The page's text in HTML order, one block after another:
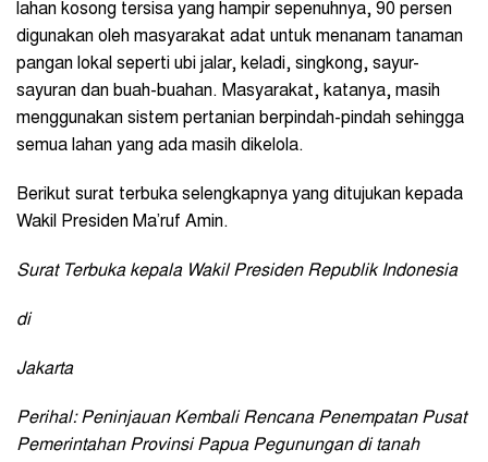
lahan kosong tersisa yang hampir sepenuhnya, 90 persen
digunakan oleh masyarakat adat untuk menanam tanaman
pangan lokal seperti ubi jalar, keladi, singkong, sayur-
sayuran dan buah-buahan. Masyarakat, katanya, masih
menggunakan sistem pertanian berpindah-pindah sehingga
semua lahan yang ada masih dikelola.
Berikut surat terbuka selengkapnya yang ditujukan kepada
Wakil Presiden Ma’ruf Amin.
Surat Terbuka kepala Wakil Presiden Republik Indonesia
di
Jakarta
Perihal: Peninjauan Kembali Rencana Penempatan Pusat
Pemerintahan Provinsi Papua Pegunungan di tanah